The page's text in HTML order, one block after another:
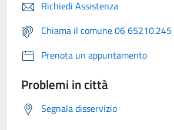
Richiedi Assistenza
Chiama il comune 06 65210.245
Prenota un appuntamento
Problemi in città
Segnala disservizio